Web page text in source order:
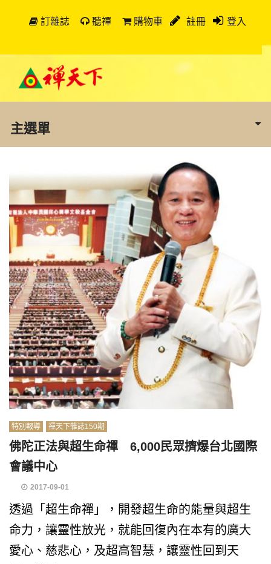
訂雜誌 聽禪 購物車 註冊 登入
主選單
特別報導 禪天下雜誌150期
佛陀正法與超生命禪 6,000民眾擠爆台北國際
會議中心
2017-09-01
透過「超生命禪」，開發超生命的能量與超生
命力，讓靈性放光，就能回復內在本有的廣大
愛心、慈悲心，及超高智慧，讓靈性回到天